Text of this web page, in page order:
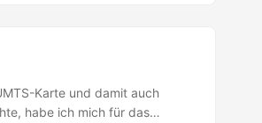
Karte und damit auch
habe ich mich für das